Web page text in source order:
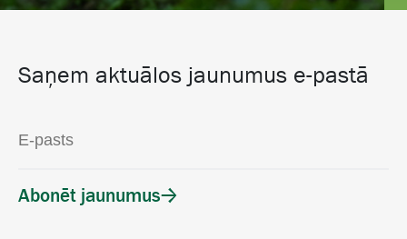
Saņem aktuālos jaunumus e-pastā
Abonēt jaunumus